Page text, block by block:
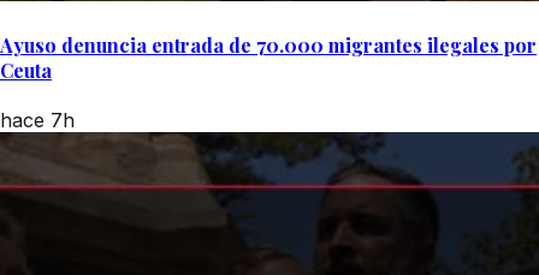
Ayuso denuncia entrada de 70.000 migrantes ilegales por
Ceuta
hace 7h